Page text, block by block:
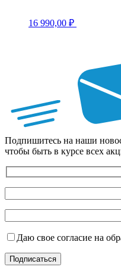
16 990,00 ₽
Подпишитесь на наши
чтобы быть в курсе всех
Даю свое согласие на